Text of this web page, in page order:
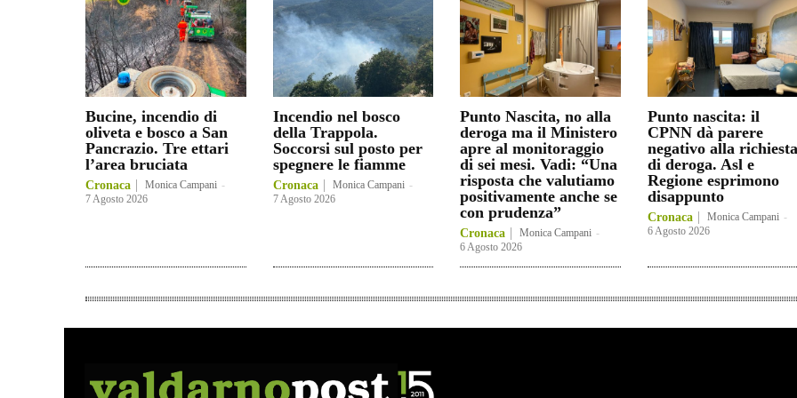
Bucine, incendio di
oliveta e bosco a San
Pancrazio. Tre ettari
l’area bruciata
Cronaca Monica Campani -
7 Agosto 2026
Incendio nel bosco
della Trappola.
Soccorsi sul posto per
spegnere le fiamme
Cronaca Monica Campani -
7 Agosto 2026
Punto Nascita, no alla
deroga ma il Ministero
apre al monitoraggio
di sei mesi. Vadi: “Una
risposta che valutiamo
positivamente anche se
con prudenza”
Cronaca Monica Campani -
6 Agosto 2026
Punto nascita: il
CPNN dà parere
negativo alla richiesta
di deroga. Asl e
Regione esprimono
disappunto
Cronaca Monica Campani -
6 Agosto 2026